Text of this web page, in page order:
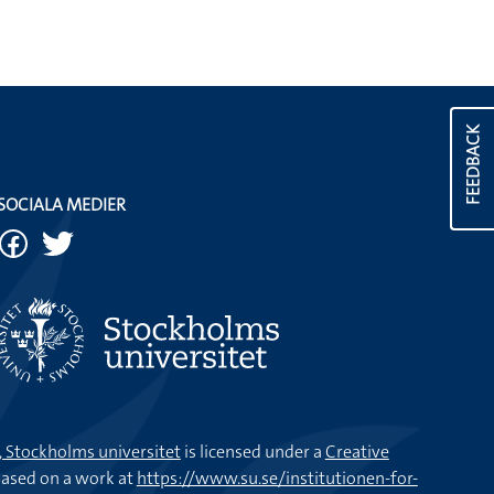
FEEDBACK
MEDIER
universitetis licensed under aCreative
on a work athttps://www.su.se/institutionen-for-